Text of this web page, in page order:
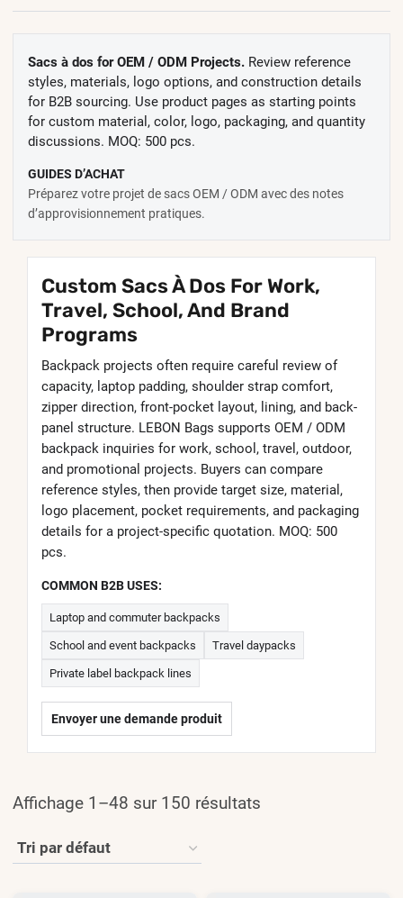
Sacs à dos for OEM / ODM Projects. Review reference
styles, materials, logo options, and construction details
for B2B sourcing. Use product pages as starting points
for custom material, color, logo, packaging, and quantity
discussions. MOQ: 500 pcs.
GUIDES D’ACHAT
Préparez votre projet de sacs OEM / ODM avec des notes
d’approvisionnement pratiques.
Custom Sacs À Dos For Work,
Travel, School, And Brand
Programs
Backpack projects often require careful review of
capacity, laptop padding, shoulder strap comfort,
zipper direction, front-pocket layout, lining, and back-
panel structure. LEBON Bags supports OEM / ODM
backpack inquiries for work, school, travel, outdoor,
and promotional projects. Buyers can compare
reference styles, then provide target size, material,
logo placement, pocket requirements, and packaging
details for a project-specific quotation. MOQ: 500
pcs.
COMMON B2B USES:
Laptop and commuter backpacks
School and event backpacks Travel daypacks
Private label backpack lines
Envoyer une demande produit
Affichage 1–48 sur 150 résultats